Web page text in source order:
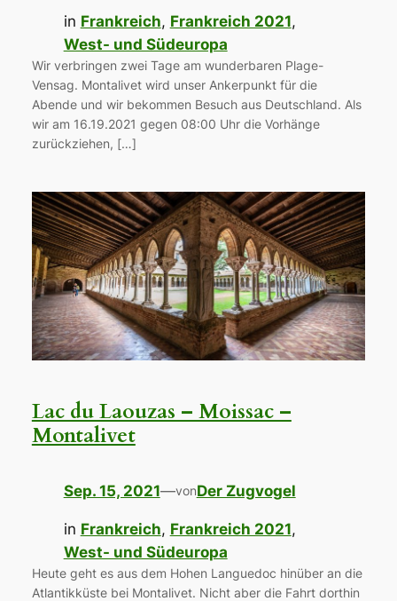
in Frankreich, Frankreich 2021
West- und Südeuropa
Wir verbringen zwei Tage am wunderbaren Plage-
Vensag. Montalivet wird unser Ankerpunkt für die
Abende und wir bekommen Besuch aus Deutschland. Als
wir am 16.19.2021 gegen 08:00 Uhr die Vorhänge
zurückziehen, […]
Lac du Laouzas – Moissac –
Montalivet
Sep. 15, 2021—vonDer Zugvogel
in Frankreich, Frankreich 2021
West- und Südeuropa
Heute geht es aus dem Hohen Languedoc hinüber an die
Atlantikküste bei Montalivet. Nicht aber die Fahrt dorthin